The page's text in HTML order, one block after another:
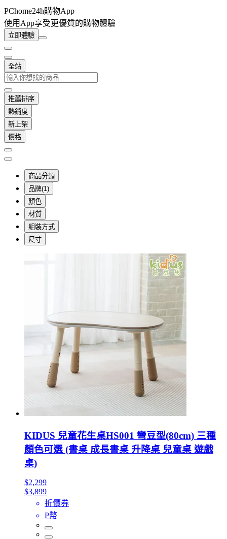
PChome24h購物App
使用App享受更優質的購物體驗
立即體驗
全站
推薦排序
熱銷度
新上架
價格
商品分類
品牌(1)
顏色
材質
組裝方式
尺寸
KIDUS 兒童花生桌HS001 彎豆型(80cm) 三種
顏色可選 (書桌 成長書桌 升降桌 兒童桌 遊戲
桌)
$2,299
$3,899
折價券
P幣